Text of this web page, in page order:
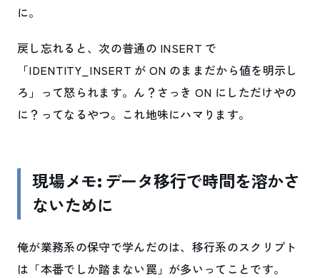
に。
戻し忘れると、次の普通の INSERT で
「IDENTITY_INSERT が ON のままだから値を明示し
ろ」って怒られます。ん？さっき ON にしただけやの
に？ってなるやつ。これ地味にハマります。
現場メモ: データ移行で時間を溶かさ
ないために
俺が業務系の保守で学んだのは、移行系のスクリプト
は「本番でしか踏まない罠」が多いってことです。